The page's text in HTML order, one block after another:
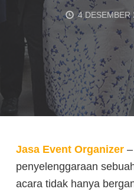
4 DESEMBER
Jasa Event Organizer
penyelenggaraan
acara tidak hanya